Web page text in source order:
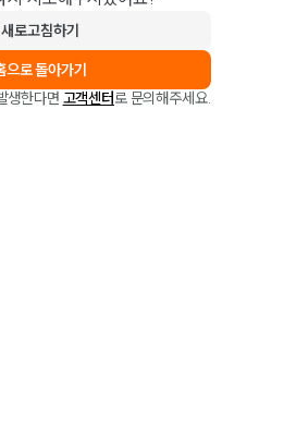
새로고침하기
으로 돌아가기
생한다면 고객센터로 문의해주세요.